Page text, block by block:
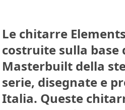
Le chitarre
costruite sulla base
Masterbuilt della
serie, disegnate e
Italia. Queste